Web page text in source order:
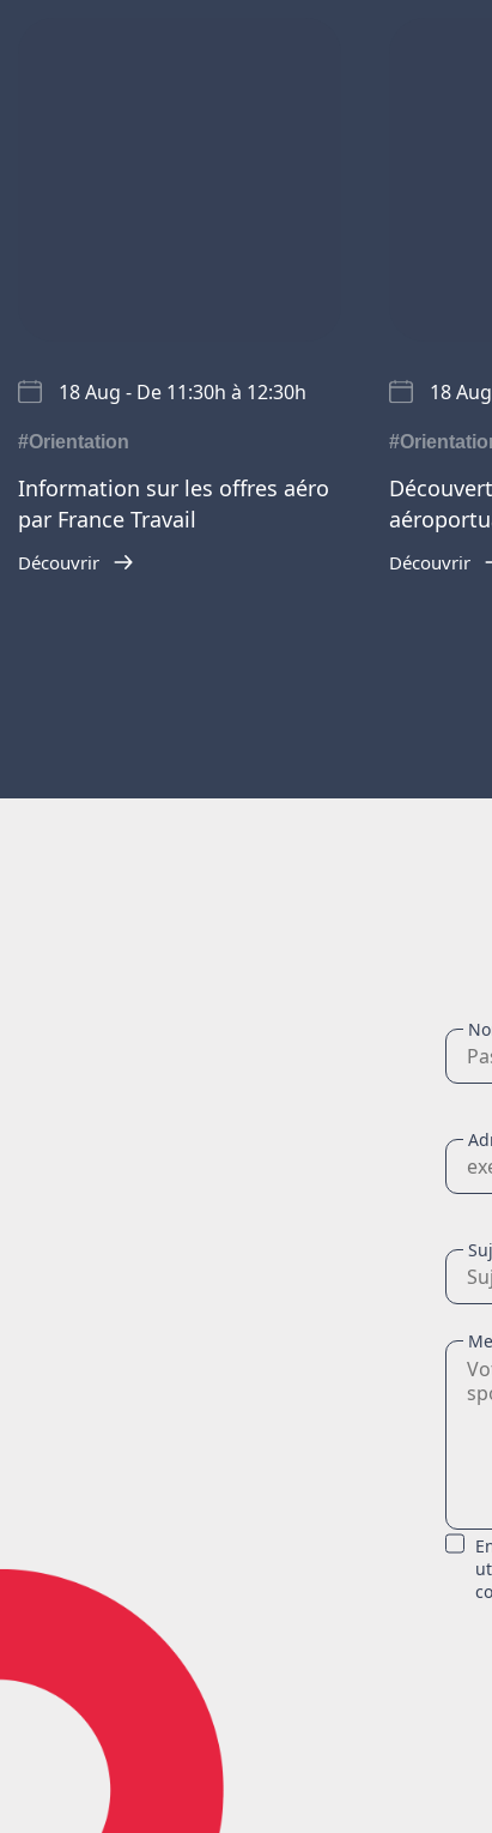
18 Aug - De 11:30h à 12:30h
#Orientation
Information sur les offres aéro
par France Travail
Découvrir
18
Découvrir